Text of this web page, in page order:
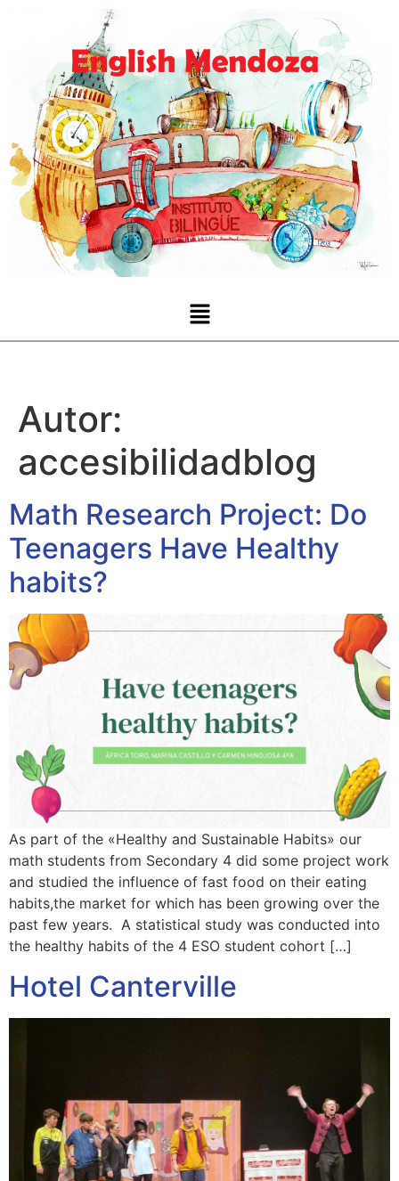
Autor:
accesibilidadblog
Math Research Project: Do
Teenagers Have Healthy
habits?
As part of the «Healthy and Sustainable Habits» our
math students from Secondary 4 did some project work
and studied the influence of fast food on their eating
habits,the market for which has been growing over the
past few years. A statistical study was conducted into
the healthy habits of the 4 ESO student cohort […]
Hotel Canterville